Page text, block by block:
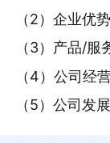
（2）企业优
（3）产品/服
（4）公司经
（5）公司发